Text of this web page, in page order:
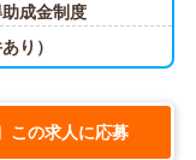
成金制度
り）
この求人に応募